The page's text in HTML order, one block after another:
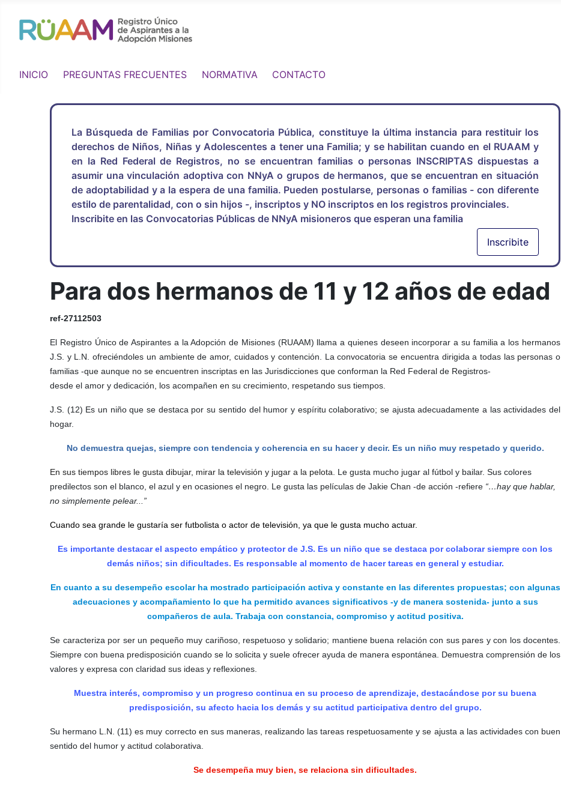
INICIO PREGUNTAS FRECUENTES NORMATIVA CONTACTO
La Búsqueda de Familias por Convocatoria Pública, constituye la última instancia para restituir los
derechos de Niños, Niñas y Adolescentes a tener una Familia; y se habilitan cuando en el RUAAM y
en la Red Federal de Registros, no se encuentran familias o personas INSCRIPTAS dispuestas a
asumir una vinculación adoptiva con NNyA o grupos de hermanos, que se encuentran en situación
de adoptabilidad y a la espera de una familia. Pueden postularse, personas o familias - con diferente
estilo de parentalidad, con o sin hijos -, inscriptos y NO inscriptos en los registros provinciales.
Inscribite en las Convocatorias Públicas de NNyA misioneros que esperan una familia
Inscribite
Para dos hermanos de 11 y 12 años de edad
ref-27112503
El Registro Único de Aspirantes a la Adopción de Misiones (RUAAM) llama a quienes deseen incorporar a su familia a los hermanos
J.S. y L.N. ofreciéndoles un ambiente de amor, cuidados y contención. La convocatoria se encuentra dirigida a todas las personas o
familias -que aunque no se encuentren inscriptas en las Jurisdicciones que conforman la Red Federal de Registros-
desde el amor y dedicación, los acompañen en su crecimiento, respetando sus tiempos.
J.S. (12) Es un niño que se destaca por su sentido del humor y espíritu colaborativo; se ajusta adecuadamente a las actividades del
hogar.
No demuestra quejas, siempre con tendencia y coherencia en su hacer y decir. Es un niño muy respetado y querido.
En sus tiempos libres le gusta dibujar, mirar la televisión y jugar a la pelota. Le gusta mucho jugar al fútbol y bailar. Sus colores
predilectos son el blanco, el azul y en ocasiones el negro. Le gusta las películas de Jakie Chan -de acción -refiere “…hay que hablar,
no simplemente pelear...”
Cuando sea grande le gustaría ser futbolista o actor de televisión, ya que le gusta mucho actuar.
Es importante destacar el aspecto empático y protector de J.S. Es un niño que se destaca por colaborar siempre con los
demás niños; sin dificultades. Es responsable al momento de hacer tareas en general y estudiar.
En cuanto a su desempeño escolar ha mostrado participación activa y constante en las diferentes propuestas; con algunas
adecuaciones y acompañamiento lo que ha permitido avances significativos -y de manera sostenida- junto a sus
compañeros de aula. Trabaja con constancia, compromiso y actitud positiva.
Se caracteriza por ser un pequeño muy cariñoso, respetuoso y solidario; mantiene buena relación con sus pares y con los docentes.
Siempre con buena predisposición cuando se lo solicita y suele ofrecer ayuda de manera espontánea. Demuestra comprensión de los
valores y expresa con claridad sus ideas y reflexiones.
Muestra interés, compromiso y un progreso continua en su proceso de aprendizaje, destacándose por su buena
predisposición, su afecto hacia los demás y su actitud participativa dentro del grupo.
Su hermano L.N. (11) es muy correcto en sus maneras, realizando las tareas respetuosamente y se ajusta a las actividades con buen
sentido del humor y actitud colaborativa.
Se desempeña muy bien, se relaciona sin dificultades.